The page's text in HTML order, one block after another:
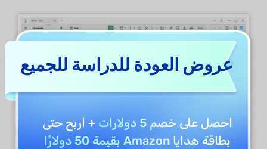
عروض العودة للدراسة للجميع
احصل علىخصم 5 دولارات
+ اربح حتى
بطاقة هدايا Amazon بقيمة 50 دولارًا